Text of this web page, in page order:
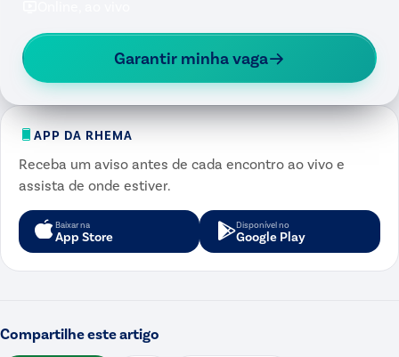
Garantir minha vaga
APP DA RHEMA
Receba um aviso antes de cada encontro ao vivo e
assista de onde estiver.
Baixar na
App Store
Disponível no
Google Play
Compartilhe este artigo